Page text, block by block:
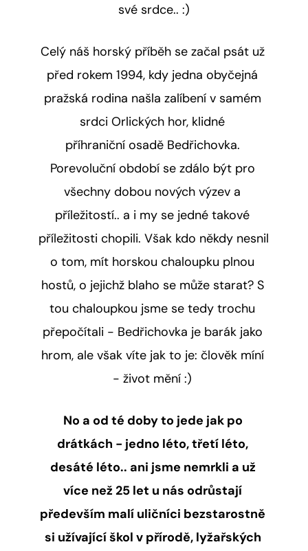
své srdce.. :)​​​​​​​
Celý náš horský příběh se začal psát už
před rokem 1994, kdy jedna obyčejná
pražská rodina našla zalíbení v samém
srdci Orlických hor, klidné
příhraniční osadě Bedřichovka.
Porevoluční období se zdálo být pro
všechny dobou nových výzev a
příležitostí.. a i my se jedné takové
příležitosti chopili. Však kdo někdy nesnil
o tom, mít horskou chaloupku plnou
hostů, o jejichž blaho se může starat? S
tou chaloupkou jsme se tedy trochu
přepočítali - Bedřichovka je barák jako
hrom, ale však víte jak to je: člověk míní
- život mění :)
No a od té doby to jede jak po
drátkách - jedno léto, třetí léto,
desáté léto.. ani jsme nemrkli a už
více než 25 let u nás odrůstají
především malí uličníci bezstarostně
si užívající škol v přírodě, lyžařských